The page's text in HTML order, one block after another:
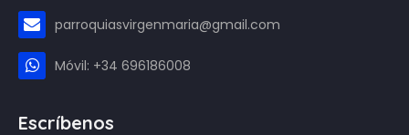
parroquiasvirgenmaria@gmail.com
Móvil: +34 696186008
Escríbenos